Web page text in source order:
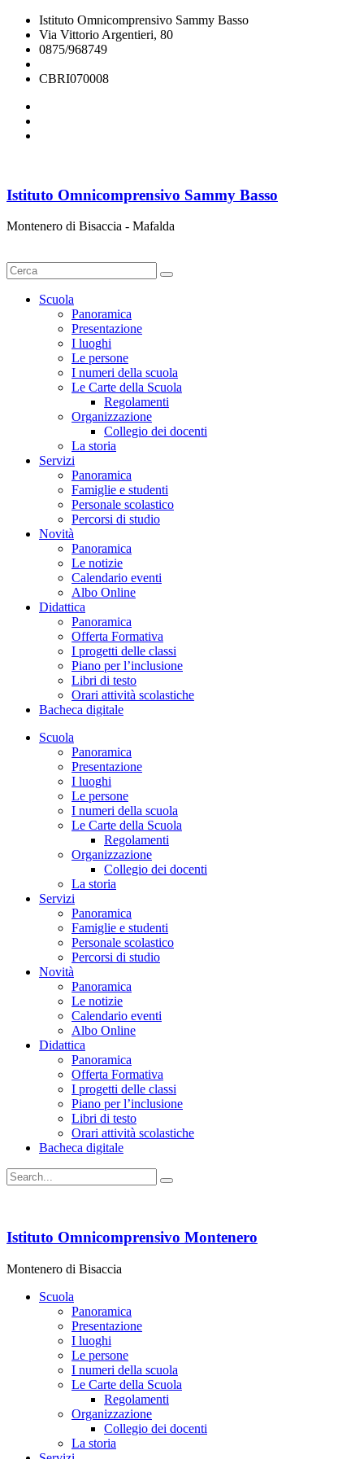
Istituto Omnicomprensivo Sammy Basso
Via Vittorio Argentieri, 80
0875/968749
CBRI070008
Istituto Omnicomprensivo Sammy Basso
Montenero di Bisaccia - Mafalda
Scuola
Panoramica
Presentazione
I luoghi
Le persone
I numeri della scuola
Le Carte della Scuola
Regolamenti
Organizzazione
Collegio dei docenti
La storia
Servizi
Panoramica
Famiglie e studenti
Personale scolastico
Percorsi di studio
Novità
Panoramica
Le notizie
Calendario eventi
Albo Online
Didattica
Panoramica
Offerta Formativa
I progetti delle classi
Piano per l’inclusione
Libri di testo
Orari attività scolastiche
Bacheca digitale
Scuola
Panoramica
Presentazione
I luoghi
Le persone
I numeri della scuola
Le Carte della Scuola
Regolamenti
Organizzazione
Collegio dei docenti
La storia
Servizi
Panoramica
Famiglie e studenti
Personale scolastico
Percorsi di studio
Novità
Panoramica
Le notizie
Calendario eventi
Albo Online
Didattica
Panoramica
Offerta Formativa
I progetti delle classi
Piano per l’inclusione
Libri di testo
Orari attività scolastiche
Bacheca digitale
Istituto Omnicomprensivo Montenero
Montenero di Bisaccia
Scuola
Panoramica
Presentazione
I luoghi
Le persone
I numeri della scuola
Le Carte della Scuola
Regolamenti
Organizzazione
Collegio dei docenti
La storia